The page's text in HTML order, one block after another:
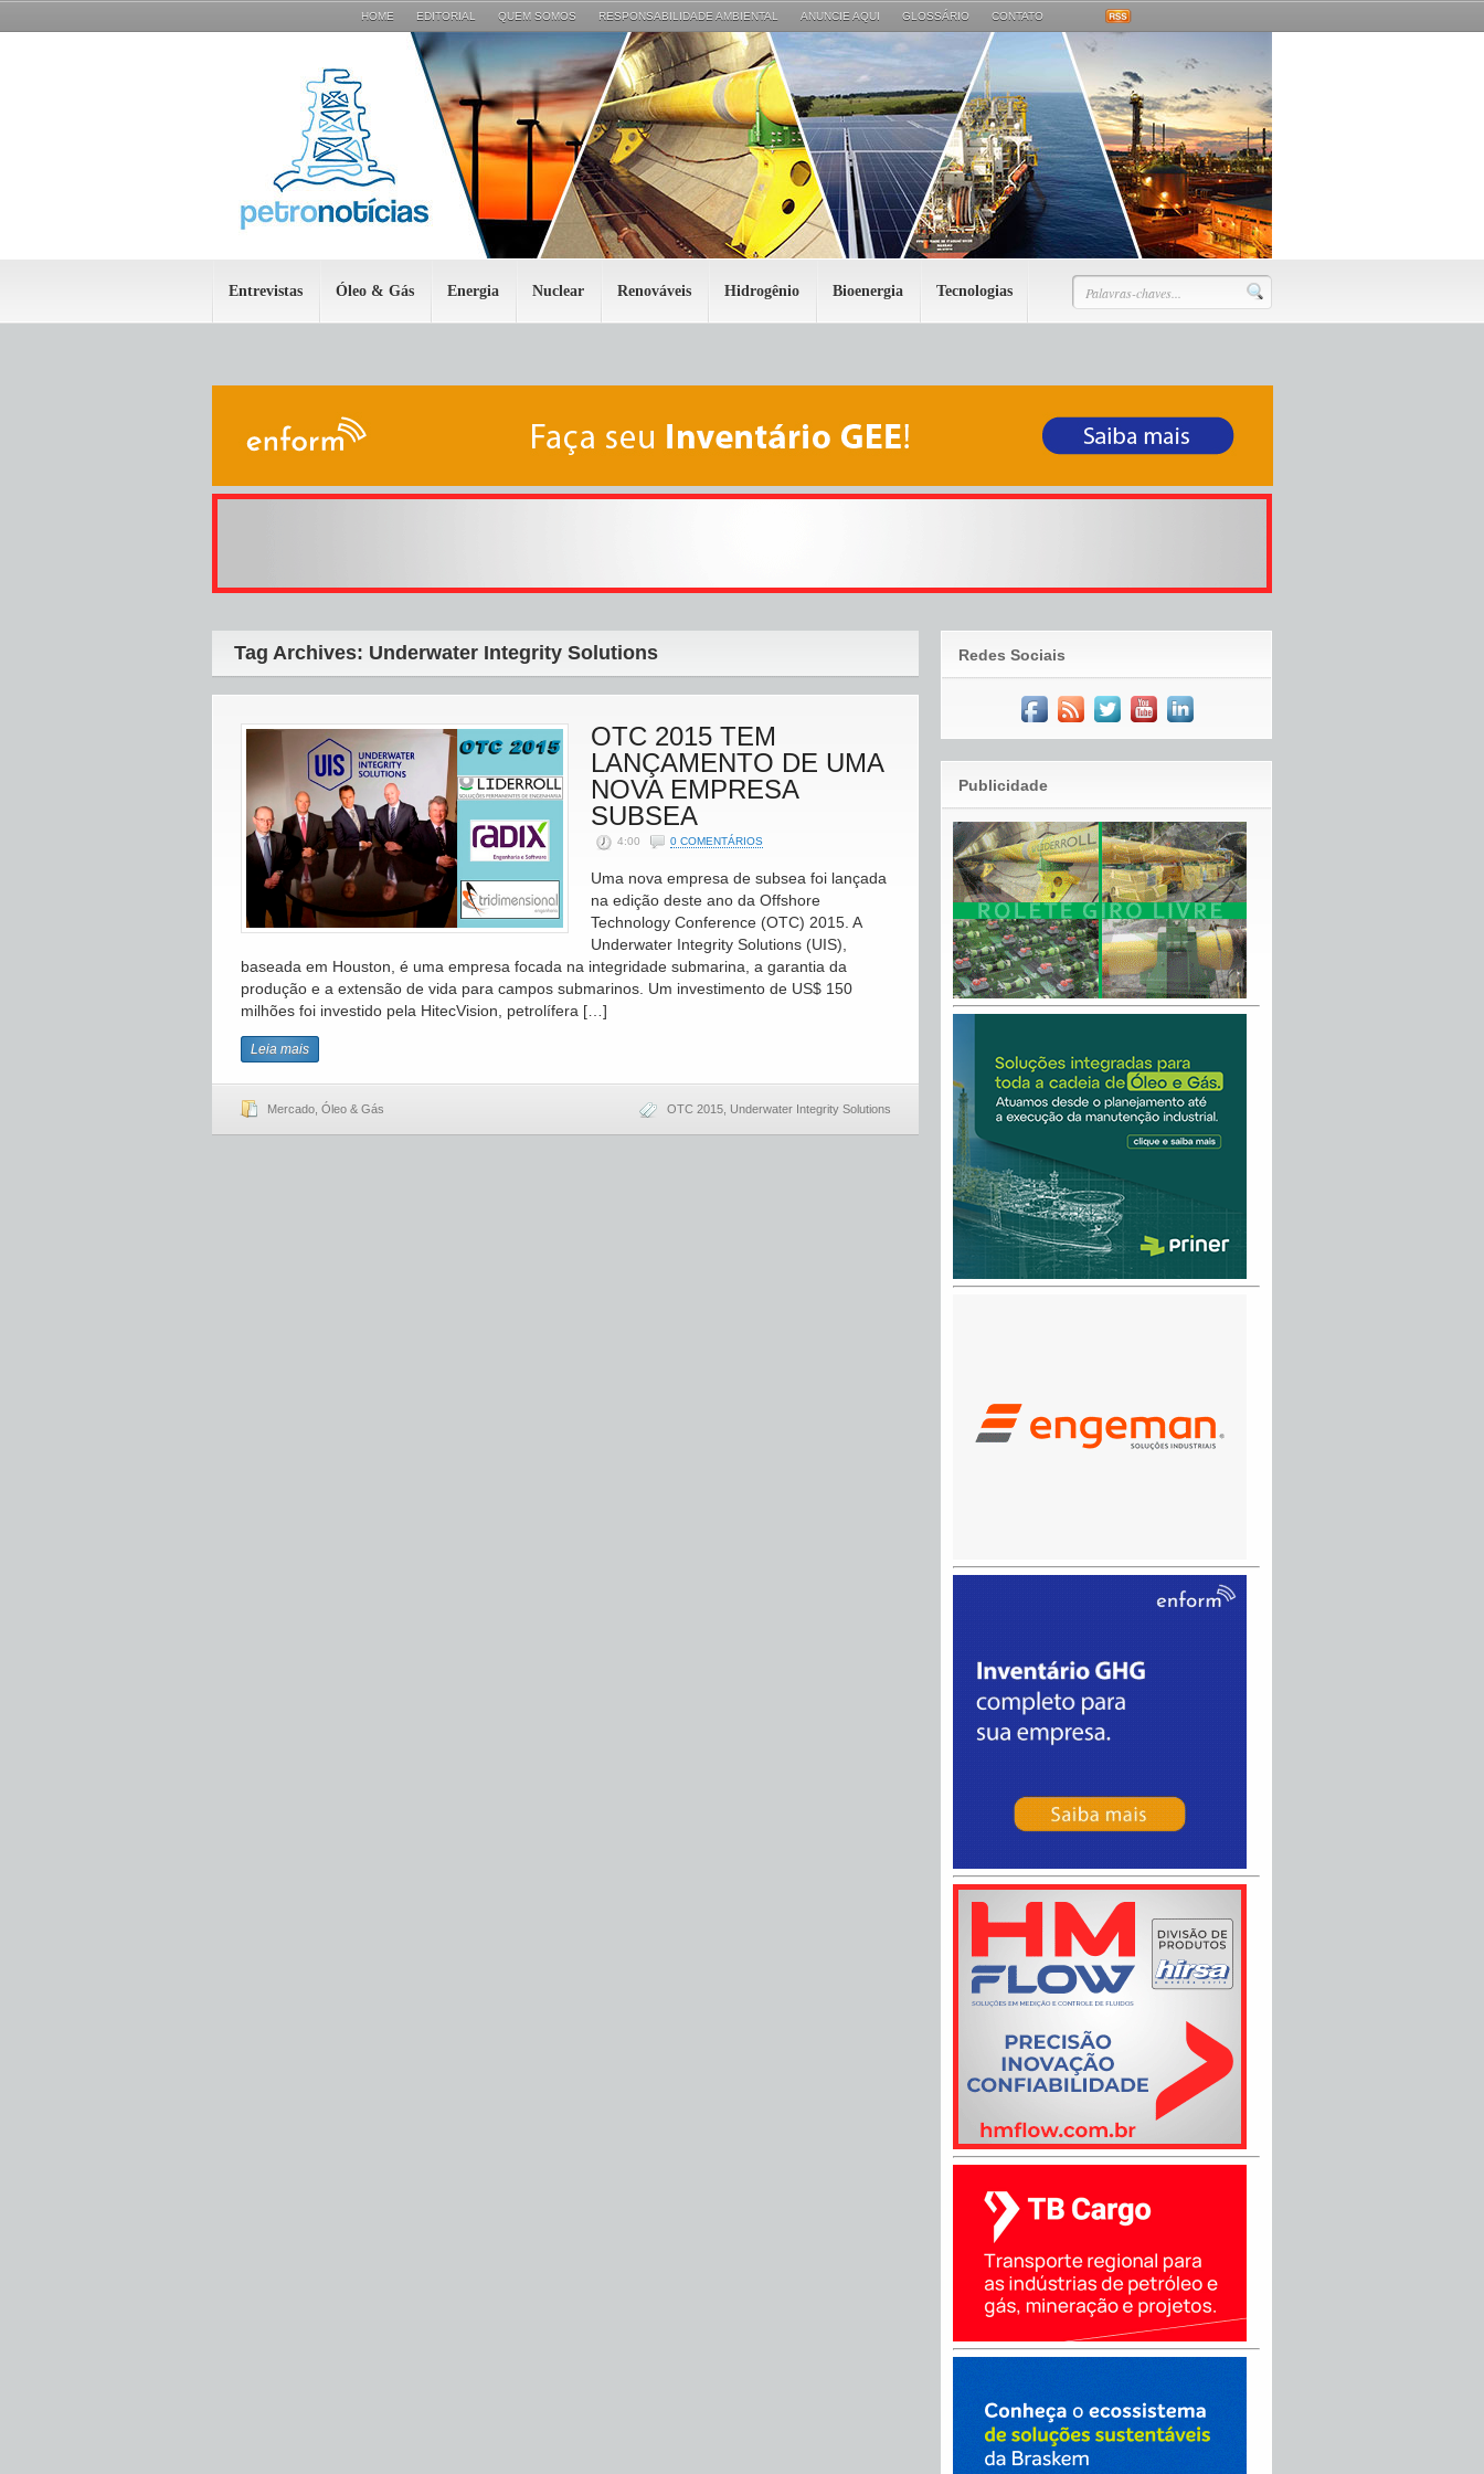
HOME EDITORIAL QUEM SOMOS RESPONSABILIDADE AMBIENTAL ANUNCIE AQUI GLOSSÁRIO CONTATO
Entrevistas Óleo & Gás Energia Nuclear Renováveis Hidrogênio Bioenergia Tecnologias
Tag Archives: Underwater Integrity Solutions
OTC 2015 TEM
LANÇAMENTO DE UMA
NOVA EMPRESA
SUBSEA
4:00 0 COMENTÁRIOS
Uma nova empresa de subsea foi lançada
na edição deste ano da Offshore
Technology Conference (OTC) 2015. A
Underwater Integrity Solutions (UIS),
baseada em Houston, é uma empresa focada na integridade submarina, a garantia da
produção e a extensão de vida para campos submarinos. Um investimento de US$ 150
milhões foi investido pela HitecVision, petrolífera […]
Leia mais
Mercado Óleo & Gás OTC 2015 Underwater Integrity Solutions
Redes Sociais
Publicidade